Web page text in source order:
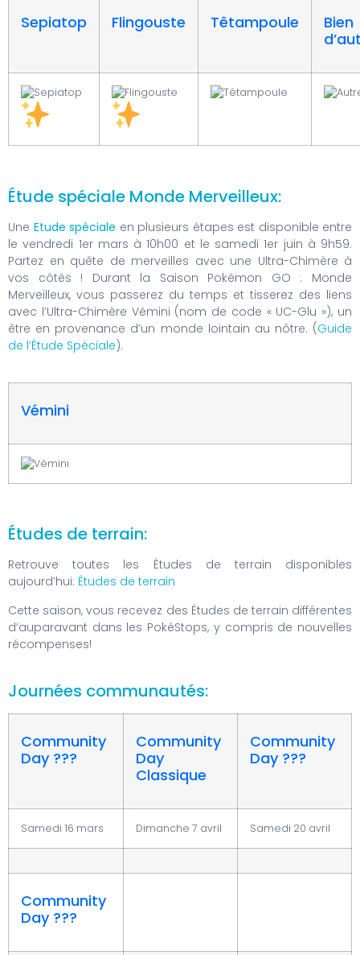
Sepiatop Flingouste Têtampoule
Bien
Étude spéciale Monde Merveilleux:
Une Etude spéciale en plusieurs étapes est disponible entre
le vendredi 1er mars à 10h00 et le samedi 1er juin à 9h59.
Partez en quête de merveilles avec une Ultra-Chimère à
vos côtés ! Durant la Saison Pokémon GO : Monde
Merveilleux, vous passerez du temps et tisserez des liens
avec l’Ultra-Chimère Vémini (nom de code « UC-Glu »), un
être en provenance d’un monde lointain au nôtre. (Guide
de l’Étude Spéciale).
Vémini
Études de terrain:
Retrouve toutes les Études de terrain disponibles
aujourd’hui: Études de terrain
Cette saison, vous recevez des Études de terrain différentes
d’auparavant dans les PokéStops, y compris de nouvelles
récompenses!
Journées communautés:
Community
Day ???
Community
Day
Classique
Community
Day ???
Samedi 16 mars Dimanche 7 avril Samedi 20 avril
Community
Day ???